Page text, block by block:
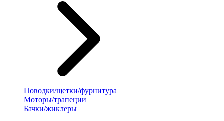
Поводки/щетки/фурнитура
Моторы/трапеции
Бачки/жиклеры